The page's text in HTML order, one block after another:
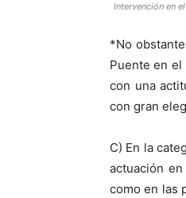
Intervención en
*No
Puente en el
con una
con gran
C) En la
actuación
como en las